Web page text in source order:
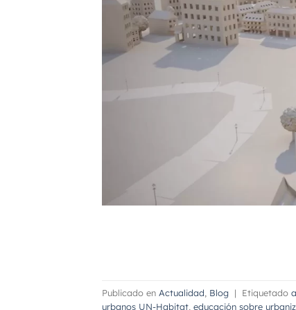
Publicado en Actualidad Blog | Etiquetado
urbanos UN-Habitat educación sobre